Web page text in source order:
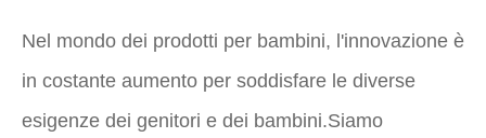
Nel mondo dei prodotti per bambini, l'innovazione è
in costante aumento per soddisfare le diverse
esigenze dei genitori e dei bambini.Siamo